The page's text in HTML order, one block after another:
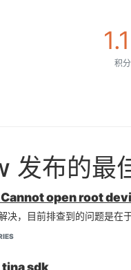
积分
发布的最
Cannot open root
决，目前排查到的问题是在
tina sdk